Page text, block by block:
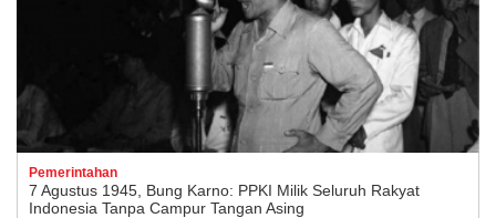
Pemerintahan
7 Agustus 1945, Bung Karno: PPKI Milik Seluruh Rakyat
Indonesia Tanpa Campur Tangan Asing